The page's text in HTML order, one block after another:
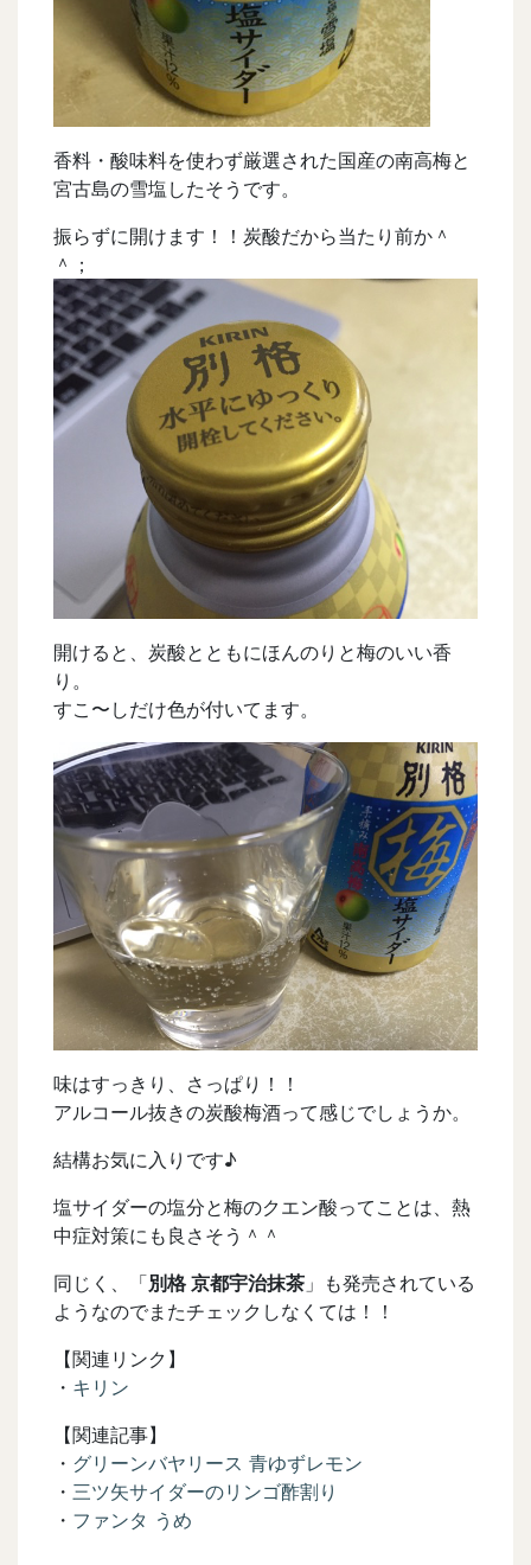
香料・酸味料を使わず厳選された国産の南高梅と
宮古島の雪塩したそうです。
振らずに開けます！！炭酸だから当たり前か＾
＾；
開けると、炭酸とともにほんのりと梅のいい香
り。
すこ〜しだけ色が付いてます。
味はすっきり、さっぱり！！
アルコール抜きの炭酸梅酒って感じでしょうか。
結構お気に入りです♪
塩サイダーの塩分と梅のクエン酸ってことは、熱
中症対策にも良さそう＾＾
同じく、「別格 京都宇治抹茶 」も発売されている
ようなのでまたチェックしなくては！！
【関連リンク】
・ キリン
【関連記事】
・ グリーンバヤリース 青ゆずレモン
・ 三ツ矢サイダーのリンゴ酢割り
・ ファンタ うめ